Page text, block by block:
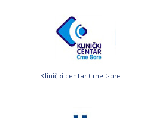
Klinički centar Crne Gore